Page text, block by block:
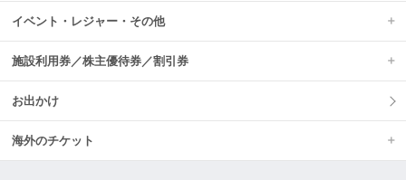
イベント・レジャー・その他
施設利用券／株主優待券／割引券
お出かけ
海外のチケット